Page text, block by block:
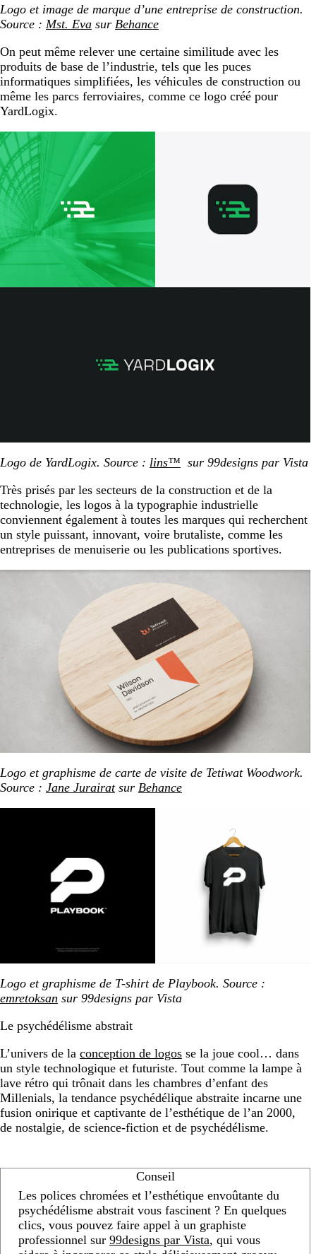
Logo et image de marque d’une entreprise de construction.
Source : Mst. Eva sur Behance
On peut même relever une certaine similitude avec les
produits de base de l’industrie, tels que les puces
informatiques simplifiées, les véhicules de construction ou
même les parcs ferroviaires, comme ce logo créé pour
YardLogix.
Logo de YardLogix. Source : lins™ sur 99designs par Vista
Très prisés par les secteurs de la construction et de la
technologie, les logos à la typographie industrielle
conviennent également à toutes les marques qui recherchent
un style puissant, innovant, voire brutaliste, comme les
entreprises de menuiserie ou les publications sportives.
Logo et graphisme de carte de visite de Tetiwat Woodwork.
Source : Jane Jurairatsur Behance
Logo et graphisme de T-shirt de Playbook. Source :
emretoksan sur 99designs par Vista
Le psychédélisme abstrait
L’univers de la conception de logos se la joue cool… dans
un style technologique et futuriste. Tout comme la lampe à
lave rétro qui trônait dans les chambres d’enfant des
Millenials, la tendance psychédélique abstraite incarne une
fusion onirique et captivante de l’esthétique de l’an 2000,
de nostalgie, de science-fiction et de psychédélisme.
Conseil
Les polices chromées et l’esthétique envoûtante du
psychédélisme abstrait vous fascinent ? En quelques
clics, vous pouvez faire appel à un graphiste
professionnel sur 99designs par Vista, qui vous